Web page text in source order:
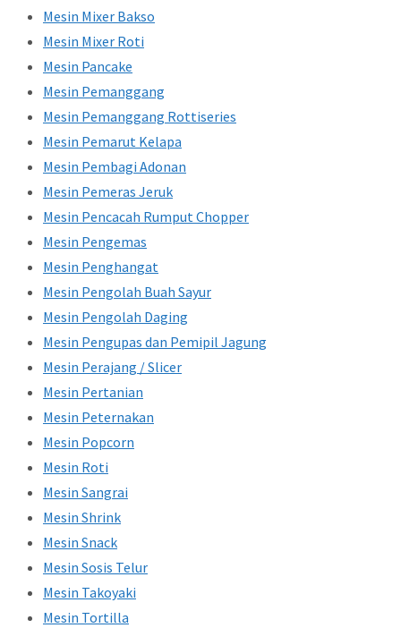
Mesin Mixer Bakso
Mesin Mixer Roti
Mesin Pancake
Mesin Pemanggang
Mesin Pemanggang Rottiseries
Mesin Pemarut Kelapa
Mesin Pembagi Adonan
Mesin Pemeras Jeruk
Mesin Pencacah Rumput Chopper
Mesin Pengemas
Mesin Penghangat
Mesin Pengolah Buah Sayur
Mesin Pengolah Daging
Mesin Pengupas dan Pemipil Jagung
Mesin Perajang / Slicer
Mesin Pertanian
Mesin Peternakan
Mesin Popcorn
Mesin Roti
Mesin Sangrai
Mesin Shrink
Mesin Snack
Mesin Sosis Telur
Mesin Takoyaki
Mesin Tortilla